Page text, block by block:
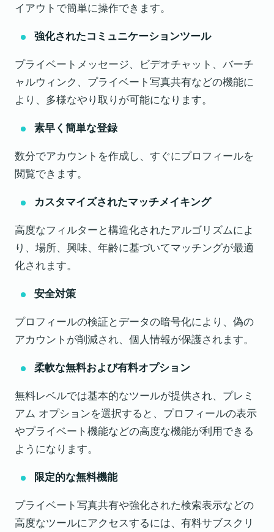
イアウトで簡単に操作できます。
強化されたコミュニケーションツール
プライベートメッセージ、ビデオチャット、バーチ
ャルウィンク、プライベート写真共有などの機能に
より、多様なやり取りが可能になります。
素早く簡単な登録
数分でアカウントを作成し、すぐにプロフィールを
閲覧できます。
カスタマイズされたマッチメイキング
高度なフィルターと構造化されたアルゴリズムによ
り、場所、興味、年齢に基づいてマッチングが最適
化されます。
安全対策
プロフィールの検証とデータの暗号化により、偽の
アカウントが削減され、個人情報が保護されます。
柔軟な無料および有料オプション
無料レベルでは基本的なツールが提供され、プレミ
アム オプションを選択すると、プロフィールの表示
やプライベート機能などの高度な機能が利用できる
ようになります。
限定的な無料機能
プライベート写真共有や強化された検索表示などの
高度なツールにアクセスするには、有料サブスクリ